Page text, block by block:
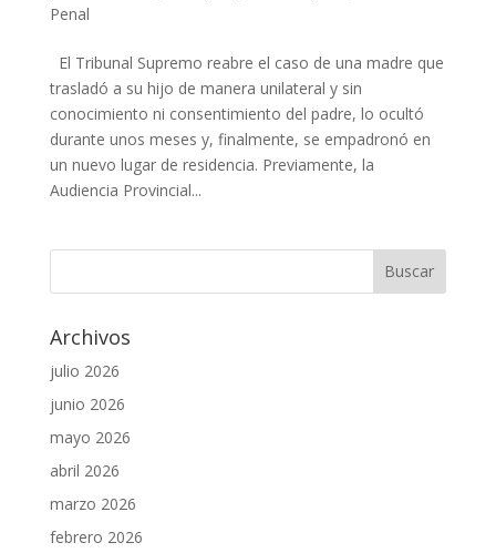
Penal
El Tribunal Supremo reabre el caso de una madre que
trasladó a su hijo de manera unilateral y sin
conocimiento ni consentimiento del padre, lo ocultó
durante unos meses y, finalmente, se empadronó en
un nuevo lugar de residencia. Previamente, la
Audiencia Provincial...
Archivos
julio 2026
junio 2026
mayo 2026
abril 2026
marzo 2026
febrero 2026